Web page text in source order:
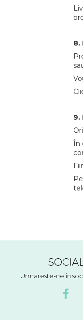
8.
9.
În
Urmareste-ne in